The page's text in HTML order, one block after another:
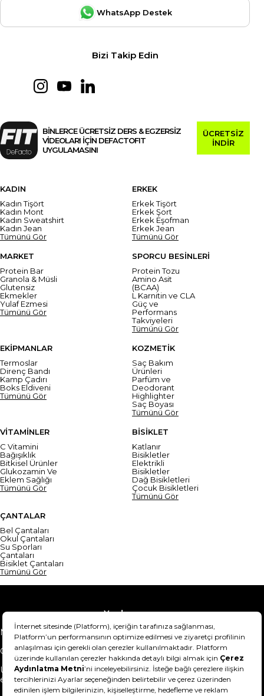
WhatsApp Destek
Bizi Takip Edin
BİNLERCE ÜCRETSİZ DERS & EGZERSİZ
VİDEOLARI İÇİN DEFACTOFIT
UYGULAMASINI
ÜCRETSİZ
İNDİR
KADIN
Kadın Tişört
Kadın Mont
Kadın Sweatshirt
Kadın Jean
Tümünü Gör
ERKEK
Erkek Tişört
Erkek Şort
Erkek Eşofman
Erkek Jean
Tümünü Gör
MARKET
Protein Bar
Granola & Müsli
Glutensiz
Ekmekler
Yulaf Ezmesi
Tümünü Gör
SPORCU BESİNLERİ
Protein Tozu
Amino Asit
(BCAA)
L Karnitin ve CLA
Güç ve
Performans
Takviyeleri
Tümünü Gör
EKİPMANLAR
Termoslar
Direnç Bandı
Kamp Çadırı
Boks Eldiveni
Tümünü Gör
KOZMETİK
Saç Bakım
Ürünleri
Parfüm ve
Deodorant
Highlighter
Saç Boyası
Tümünü Gör
VİTAMİNLER
C Vitamini
Bağışıklık
Bitkisel Ürünler
Glukozamin Ve
Eklem Sağlığı
Tümünü Gör
BİSİKLET
Katlanır
Bisikletler
Elektrikli
Bisikletler
Dağ Bisikletleri
Çocuk Bisikletleri
Tümünü Gör
ÇANTALAR
Bel Çantaları
Okul Çantaları
Su Sporları
Çantaları
Bisiklet Çantaları
Tümünü Gör
Yardım
Mesafeli Satış Sözleşmesi
Teslimat Bilgisi
Gizlilik Sözleşmesi
Şartlar & Koşullar
Ürünümü nasıl iade
edebilirim?
Hakkımızda